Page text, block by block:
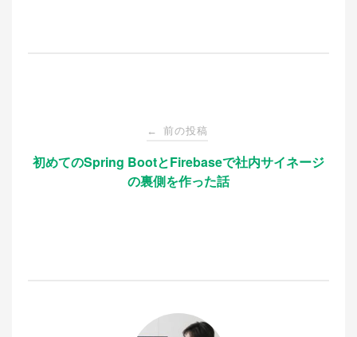
稿
← 前の投稿
初めてのSpring BootとFirebaseで社内サイネージ
の裏側を作った話